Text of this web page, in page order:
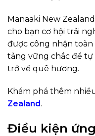
Manaaki New
cho bạn cơ hội trải
được công nhận toàn
tảng vững chắc để tự
trở về quê hương.
Khám phá thêm
Zealand.
Điều kiện